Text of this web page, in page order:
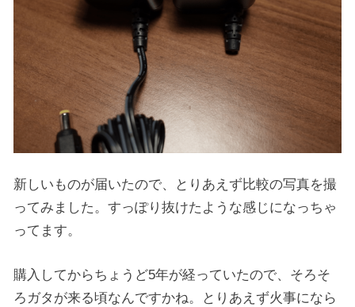
新しいものが届いたので、とりあえず比較の写真を撮
ってみました。すっぽり抜けたような感じになっちゃ
ってます。
購入してからちょうど5年が経っていたので、そろそ
ろガタが来る頃なんですかね。とりあえず火事になら